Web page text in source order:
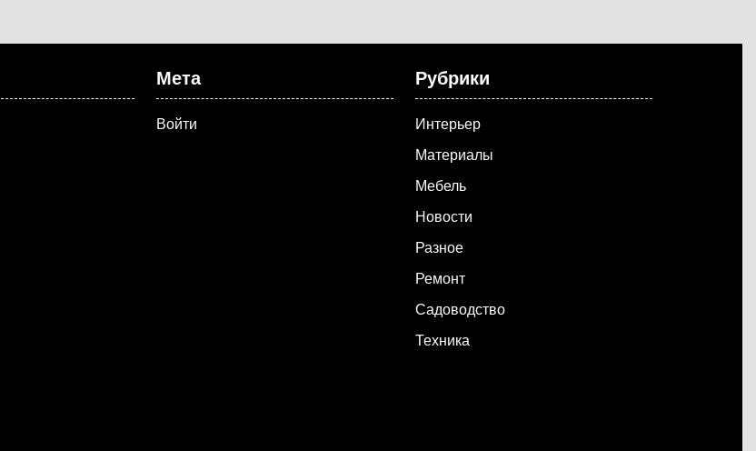
Мета
Войти
Рубрики
Интерьер
Материалы
Мебель
Новости
Разное
Ремонт
Садоводство
Техника